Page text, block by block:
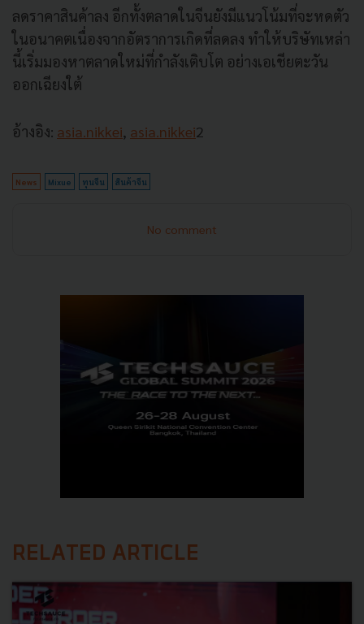
ลดราคาสินค้าลง อีกทั้งตลาดในจีนยังมีแนวโน้มที่จะหดตัว
ในอนาคตเนื่องจากอัตราการเกิดที่ลดลง ทำให้บริษัทเหล่า
นี้เริ่มมองหาตลาดใหม่ที่กำลังเติบโต อย่างเอเชียตะวัน
ออกเฉียงใต้
อ้างอิง: asia.nikkei, asia.nikkei2
News Mixue ทุนจีน สินค้าจีน
No comment
RELATED ARTICLE